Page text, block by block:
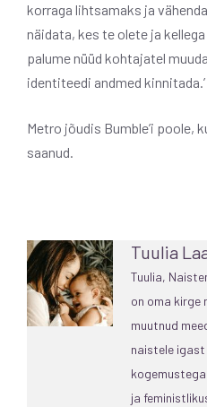
korraga lihtsamaks ja
näidata, kes te olete ja
palume nüüd kohtajatel
identiteedi andmed kinnitada.’
Metro jõudis Bumble’i poole,
saanud.
Tuulia
Tuulia,
on oma kirge
muutnud
naistele
ja